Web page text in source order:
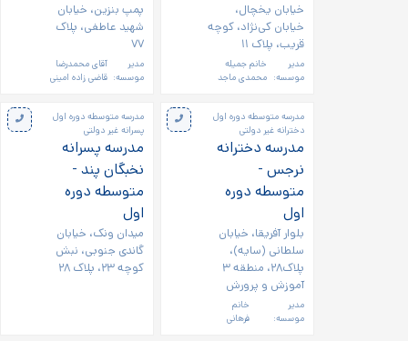
خیابان یخچال،
خیابان کی‌نژاد، کوچه
قریب، پلاک ۱۱
مدیر
موسسه:
خانم جمیله
محمدی ماجد
پمپ بنزین، خیابان
شهید عاطفی، پلاک
۷۷
مدیر
موسسه:
آقای محمدرضا
قاضی زاده امینی
مدرسه متوسطه دوره اول
دخترانه غیر دولتی
مدرسه دخترانه
نرجس -
متوسطه دوره
اول
بلوار آفریقا، خیابان
سلطانی (سایه)،
پلاک۲۸، منطقه ۳
آموزش و پرورش
مدیر
موسسه:
خانم
فرهانی
مدرسه متوسطه دوره اول
پسرانه غیر دولتی
مدرسه پسرانه
نخبگان پند -
متوسطه دوره
اول
میدان ونک، خیابان
گاندی جنوبی، نبش
کوچه ۲۳، پلاک ۲۸